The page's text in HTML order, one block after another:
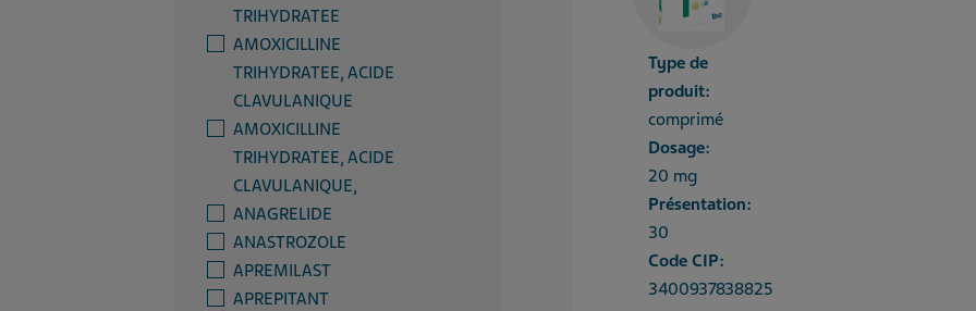
TRIHYDRATEE
AMOXICILLINE
TRIHYDRATEE, ACIDE
CLAVULANIQUE
AMOXICILLINE
TRIHYDRATEE, ACIDE
CLAVULANIQUE,
ANAGRELIDE
ANASTROZOLE
APREMILAST
APREPITANT
Type de
produit:
comprimé
Dosage:
20 mg
Présentation:
30
Code CIP:
3400937838825